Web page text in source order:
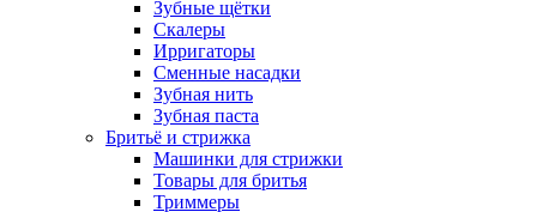
Зубные щётки
Скалеры
Ирригаторы
Сменные насадки
Зубная нить
Зубная паста
Бритьё и стрижка
Машинки для стрижки
Товары для бритья
Триммеры